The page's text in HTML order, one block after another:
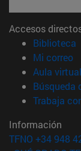
Accesos
Biblioteca
Mi correo
Aula
Búsqueda
Trabaja
Información
TFNO +34 948